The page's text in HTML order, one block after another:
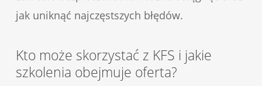
jak uniknąć najczęstszych błędów.
Kto może skorzystać z KFS i jakie
szkolenia obejmuje oferta?